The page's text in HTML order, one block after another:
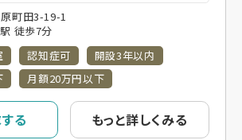
町田3-19-1
徒歩7分
認知症可
開設3年以内
月額20万円以下
る もっと詳しくみる